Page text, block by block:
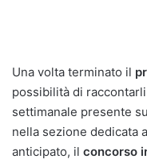
Una volta terminato il
possibilità di
settimanale presente
nella sezione dedicata
anticipato, il concorso